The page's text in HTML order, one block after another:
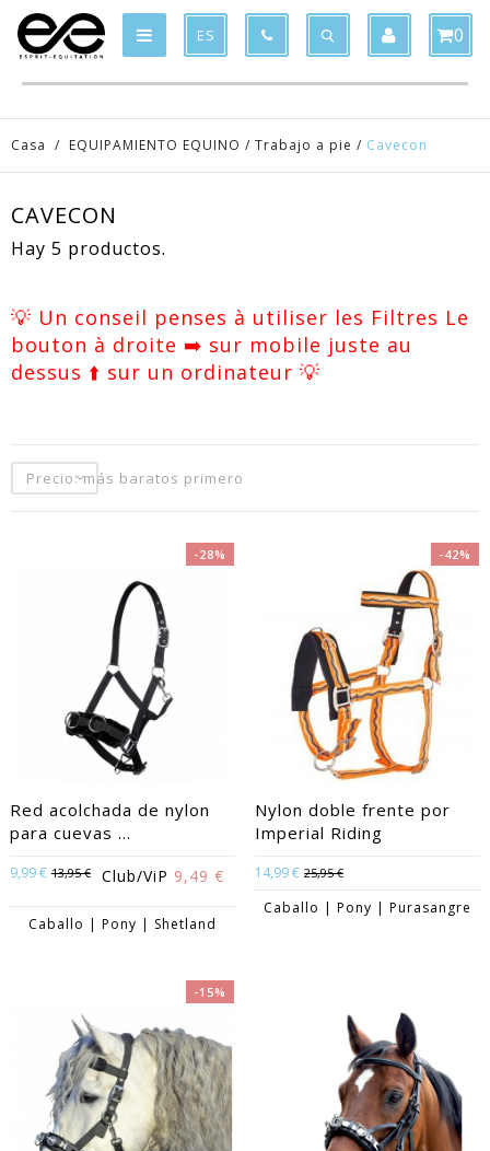
ES 0
Casa / EQUIPAMIENTO EQUINO / Trabajo a pie / Cavecon
CAVECON
Hay 5 productos.
💡 Un conseil penses à utiliser les Filtres Le
bouton à droite ➡️ sur mobile juste au
dessus ⬆️ sur un ordinateur 💡
Precio: más baratos primero
-28%
Red acolchada de nylon
para cuevas ...
9,99 € 13,95 € Club/ViP 9,49 €
Caballo | Pony | Shetland
-42%
Nylon doble frente por
Imperial Riding
14,99 € 25,95 €
Caballo | Pony | Purasangre
-15%
Product added to the cart x
Product deleted from the cart x